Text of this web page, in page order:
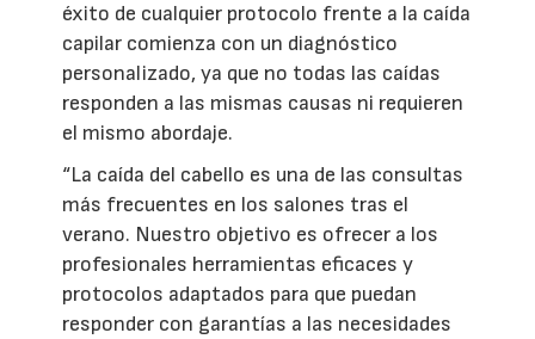
éxito de cualquier protocolo frente a la caída
capilar comienza con un diagnóstico
personalizado, ya que no todas las caídas
responden a las mismas causas ni requieren
el mismo abordaje.
“La caída del cabello es una de las consultas
más frecuentes en los salones tras el
verano. Nuestro objetivo es ofrecer a los
profesionales herramientas eficaces y
protocolos adaptados para que puedan
responder con garantías a las necesidades